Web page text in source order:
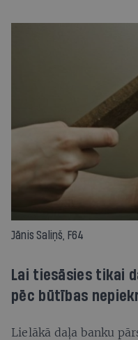
Jānis Saliņš, F64
Lai tiesāsies tikai
pēc būtības
Lielākā daļa banku